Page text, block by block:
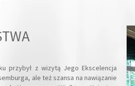
przybył z wizytą Jego Ekscelencja
ale też szansa na nawiązanie